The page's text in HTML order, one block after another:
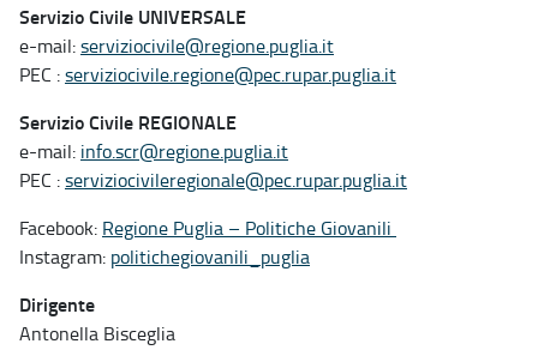
Servizio Civile UNIVERSALE
e-mail:serviziocivile@regione.puglia.it
PEC :serviziocivile.regione@pec.rupar.puglia.it
Servizio Civile REGIONALE
e-mail: info.scr@regione.puglia.it
PEC :serviziocivileregionale@pec.rupar.puglia.it
Facebook: Regione Puglia – Politiche Giovanili
Instagram: politichegiovanili_puglia
Dirigente
Antonella Bisceglia